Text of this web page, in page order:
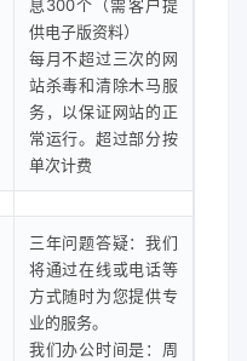
息300个（需客户提
供电子版资料）
每月不超过三次的网
站杀毒和清除木马服
务，以保证网站的正
常运行。超过部分按
单次计费
三年问题答疑：我们
将通过在线或电话等
方式随时为您提供专
业的服务。
我们办公时间是：周